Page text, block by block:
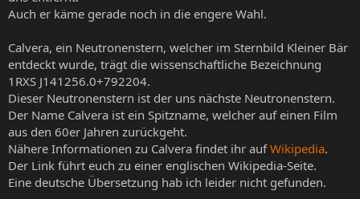
Auch er käme gerade noch in die engere Wahl.
Calvera, ein Neutronenstern, welcher im Sternbild Kleiner Bär
entdeckt wurde, trägt die wissenschaftliche Bezeichnung
1RXS J141256.0+792204.
Dieser Neutronenstern ist der uns nächste Neutronenstern.
Der Name Calvera ist ein Spitzname, welcher auf einen Film
aus den 60er Jahren zurückgeht.
Nähere Informationen zu Calvera findet ihr aufWikipedia.
Der Link führt euch zu einer englischen Wikipedia-Seite.
Eine deutsche Übersetzung hab ich leider nicht gefunden.